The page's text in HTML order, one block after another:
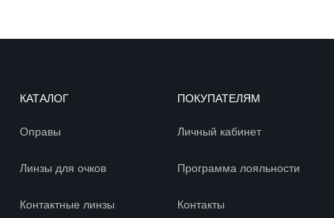
КАТАЛОГ
Оправы
Линзы для очков
Контактные линзы
ПОКУПАТЕЛЯМ
Личный кабинет
Программа лояльности
Контакты